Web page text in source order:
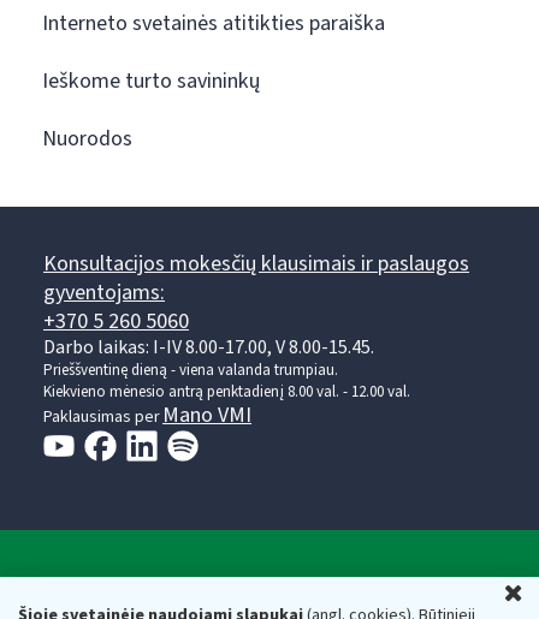
Interneto svetainės atitikties paraiška
Ieškome turto savininkų
Nuorodos
Konsultacijos mokesčių klausimais ir paslaugos
gyventojams:
+370 5 260 5060
Darbo laikas: I-IV 8.00-17.00, V 8.00-15.45.
Prieššventinę dieną - viena valanda trumpiau.
Kiekvieno mėnesio antrą penktadienį 8.00 val. - 12.00 val.
Paklausimas per Mano VMI